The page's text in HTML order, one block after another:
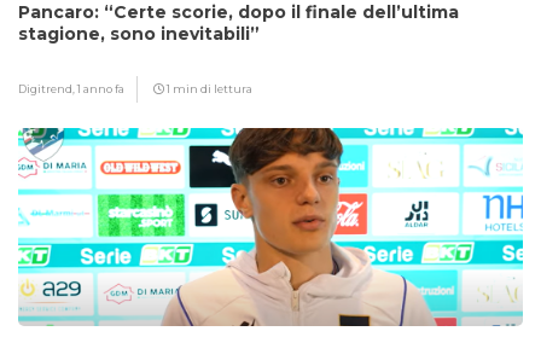
Pancaro: “Certe scorie, dopo il finale dell’ultima
stagione, sono inevitabili”
Digitrend,1 anno fa 1 min di lettura